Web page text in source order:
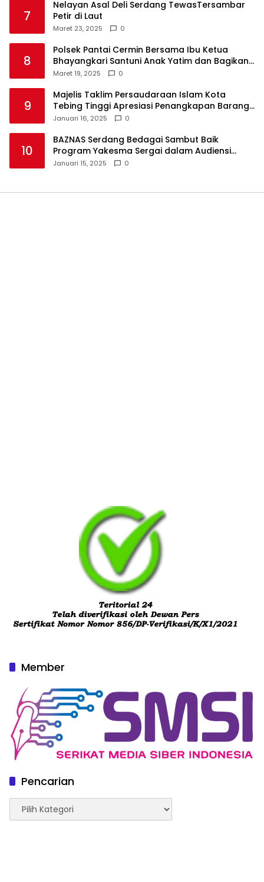
7
Nelayan Asal Deli Serdang TewasTersambar
Petir di Laut
Maret 23, 2025 0
8
Polsek Pantai Cermin Bersama Ibu Ketua
Bhayangkari Santuni Anak Yatim dan Bagikan
Takjil
Maret 19, 2025 0
9
Majelis Taklim Persaudaraan Islam Kota
Tebing Tinggi Apresiasi Penangkapan Barang
Haram
Januari 16, 2025 0
10
BAZNAS Serdang Bedagai Sambut Baik
Program Yakesma Sergai dalam Audiensi
Perkenalan Pengurus Baru
Januari 15, 2025 0
Member
Pencarian
Pencarian